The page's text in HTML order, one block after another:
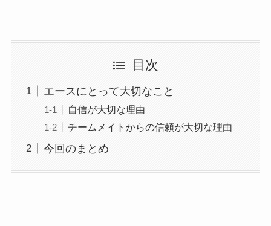
目次
エースにとって大切なこと
自信が大切な理由
チームメイトからの信頼が大切な理由
今回のまとめ